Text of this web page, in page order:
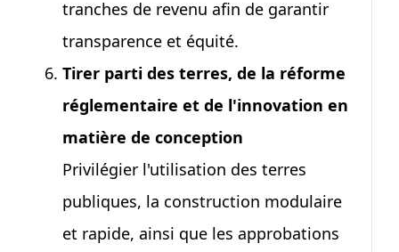
tranches de revenu afin de garantir
transparence et équité.
Tirer parti des terres, de la réforme
réglementaire et de l'innovation en
matière de conception
Privilégier l'utilisation des terres
publiques, la construction modulaire
et rapide, ainsi que les approbations